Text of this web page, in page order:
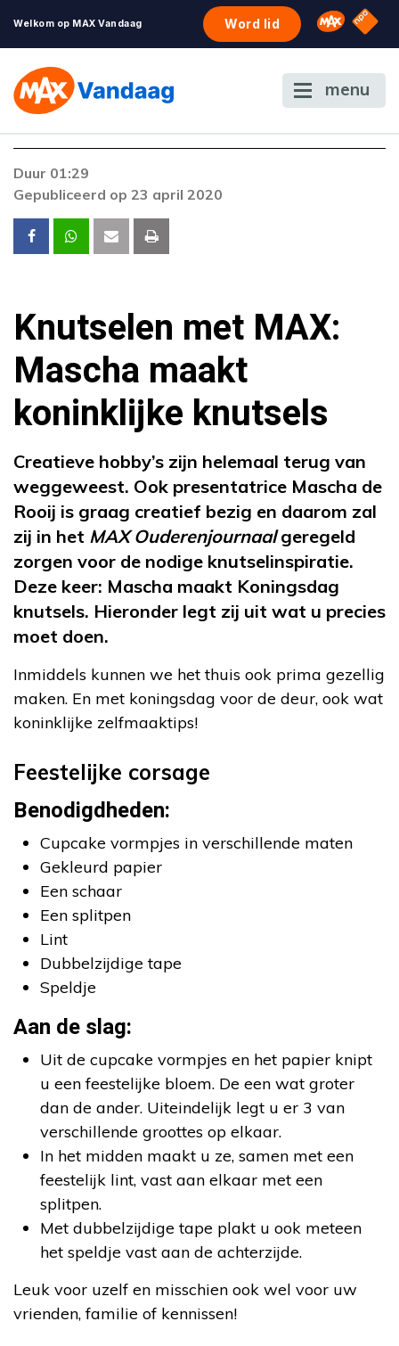
Welkom op MAX Vandaag Word lid Omroep
NPO
menu
Duur 01:29
Gepubliceerd op 23 april 2020
Knutselen met MAX:
Mascha maakt
koninklijke knutsels
Creatieve hobby’s zijn helemaal terug van
weggeweest. Ook presentatrice Mascha de
Rooij is graag creatief bezig en daarom zal
zij in het MAX Ouderenjournaalgeregeld
zorgen voor de nodige knutselinspiratie.
Deze keer: Mascha maakt Koningsdag
knutsels. Hieronder legt zij uit wat u precies
moet doen.
Inmiddels kunnen we het thuis ook prima gezellig
maken. En met koningsdag voor de deur, ook wat
koninklijke zelfmaaktips!
Feestelijke corsage
Benodigdheden:
Cupcake vormpjes in verschillende maten
Gekleurd papier
Een schaar
Een splitpen
Lint
Dubbelzijdige tape
Speldje
Aan de slag:
Uit de cupcake vormpjes en het papier knipt
u een feestelijke bloem. De een wat groter
dan de ander. Uiteindelijk legt u er 3 van
verschillende groottes op elkaar.
In het midden maakt u ze, samen met een
feestelijk lint, vast aan elkaar met een
splitpen.
Met dubbelzijdige tape plakt u ook meteen
het speldje vast aan de achterzijde.
Leuk voor uzelf en misschien ook wel voor uw
vrienden, familie of kennissen!